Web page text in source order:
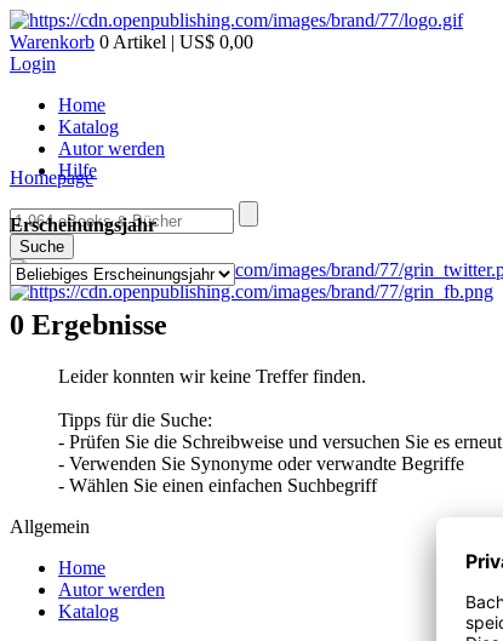
Warenkorb 0 Artikel | US$ 0,00
Login
Home
Katalog
Autor werden
Hilfe
Suche
Homepage
Erscheinungsjahr
0 Ergebnisse
Leider konnten wir keine Treffer finden.
Tipps für die Suche:
- Prüfen Sie die Schreibweise und versuchen Sie es erneut
- Verwenden Sie Synonyme oder verwandte Begriffe
- Wählen Sie einen einfachen Suchbegriff
Allgemein
Home
Autor werden
Katalog